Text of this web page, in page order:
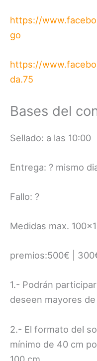
https://
go
https://
da.75
Bases del
Sellado: a las 10:00
Entrega: ? mismo
Fallo: ?
Medidas max.
premios:500€ |
1.- Podrán
deseen mayores de
2.- El formato del
mínimo de 40 cm
100 cm.